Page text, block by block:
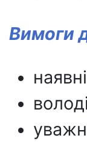
Вимоги